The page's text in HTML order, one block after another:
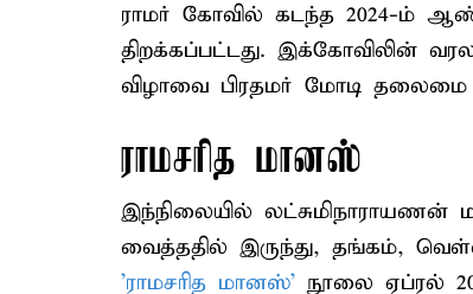
ராமர் கோவில் கடந்த 2024-ம்
திறக்கப்பட்டது. இக்கோவிலின்
விழாவை பிரதமர் மோடி தலைமை
ராமசரித மானஸ்
இந்நிலையில் லட்சுமிநாராயணன்
வைத்ததில் இருந்து, தங்கம்,
'ராமசரித மானஸ்' நூலை ஏப்ரல்